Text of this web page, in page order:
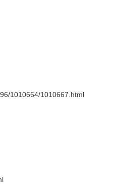
1010664/1010667.html